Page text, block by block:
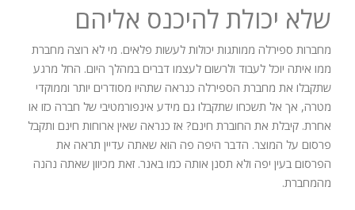
שלא יכולת להיכנס אליהם
מחברות ספירלה ממותגות יכולות לעשות פלאים. מי לא רוצה מחברת
ממו איתה יוכל לעבוד ולרשום לעצמו דברים במהלך היום. החל מרגע
שתקבלו את מחברת הספירלה כנראה שתהיו מסודרים יותר וממוקדי
מטרה, אך אל תשכחו שתקבלו גם מידע אינפורמטיבי של חברה כזו או
אחרת. קיבלת את החוברת חינם? אז כנראה שאין ארוחות חינם ותקבל
פרסום על המוצר. הדבר היפה פה הוא שאתה עדיין תראה את
הפרסום בעין יפה ולא תסנן אותה כמו באנר. זאת מכיוון שאתה נהנה
מהמחברת.